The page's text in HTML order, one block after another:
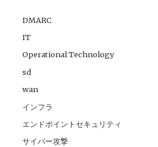
DMARC
IT
Operational Technology
sd
wan
インフラ
エンドポイントセキュリティ
サイバー攻撃